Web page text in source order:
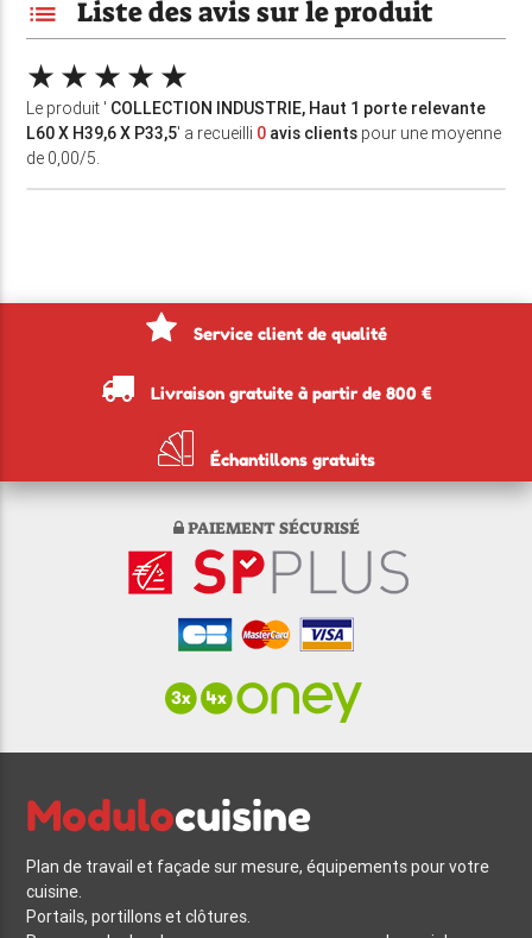
list Liste des avis sur le produit
Le produit ' COLLECTION INDUSTRIE, Haut 1 porte relevante
L60 X H39,6 X P33,5' a recueilli 0 avis clients pour une moyenne
de 0,00/5.
Service client de qualité
Livraison gratuite à partir de 800 €
Échantillons gratuits
PAIEMENT SÉCURISÉ
Modulocuisine
Plan de travail et façade sur mesure, équipements pour votre
cuisine.
Portails, portillons et clôtures.